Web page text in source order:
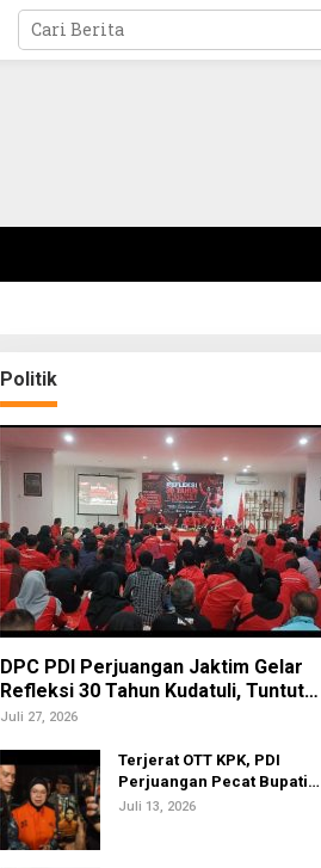
Politik
DPC PDI Perjuangan Jaktim Gelar
Refleksi 30 Tahun Kudatuli, Tuntut
Penuntasan Hukum Aktor Intelektual
Juli 27, 2026
Terjerat OTT KPK, PDI
Perjuangan Pecat Bupati
Sukoharjo Etik Suryani
Juli 13, 2026